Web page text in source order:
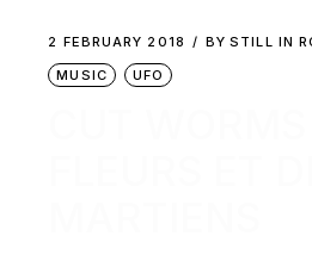
2 FEBRUARY 2018 BY STILL IN
MUSIC
UFO